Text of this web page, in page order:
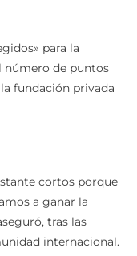
para la
número de puntos
fundación privada
cortos porque
a ganar la
tras las
internacional.